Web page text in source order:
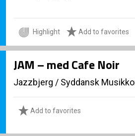
Highlight Add to favorites
JAM – med Cafe Noir
Jazzbjerg / Syddansk
Add to favorites